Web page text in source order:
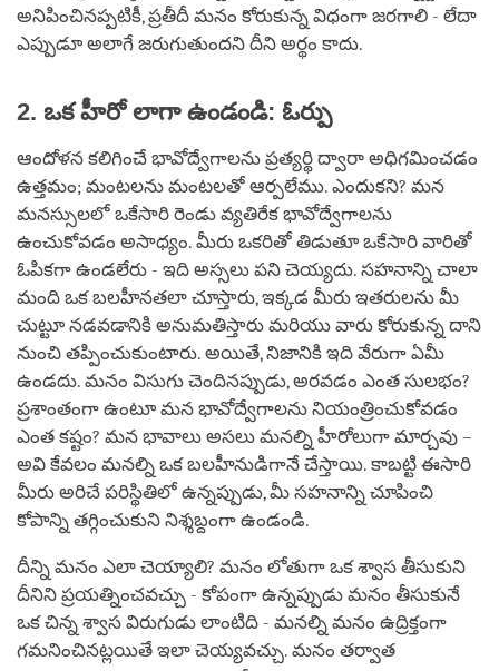
అనిపించినప్పటికీ, ప్రతీదీ మనం కోరుకున్న విధంగా జరగాలి - లేదా
ఎప్పుడూ అలాగే జరుగుతుందని దీని అర్థం కాదు.
2. ఒక హీరో లాగా ఉండండి: ఓర్పు
ఆందోళన కలిగించే భావోద్వేగాలను ప్రత్యర్థి ద్వారా అధిగమించడం
ఉత్తమం; మంటలను మంటలతో ఆర్పలేము. ఎందుకని? మన
మనస్సులలో ఒకేసారి రెండు వ్యతిరేక భావోద్వేగాలను
ఉంచుకోవడం అసాధ్యం. మీరు ఒకరితో తిడుతూ ఒకేసారి వారితో
ఓపికగా ఉండలేరు - ఇది అస్సలు పని చెయ్యదు. సహనాన్ని చాలా
మంది ఒక బలహీనతలా చూస్తారు, ఇక్కడ మీరు ఇతరులను మీ
చుట్టూ నడవడానికి అనుమతిస్తారు మరియు వారు కోరుకున్న దాని
నుంచి తప్పించుకుంటారు. అయితే, నిజానికి ఇది వేరుగా ఏమీ
ఉండదు. మనం విసుగు చెందినప్పుడు, అరవడం ఎంత సులభం?
ప్రశాంతంగా ఉంటూ మన భావోద్వేగాలను నియంత్రించుకోవడం
ఎంత కష్టం? మన భావాలు అసలు మనల్ని హీరోలుగా మార్చవు –
అవి కేవలం మనల్ని ఒక బలహీనుడిగానే చేస్తాయి. కాబట్టి ఈసారి
మీరు అరిచే పరిస్థితిలో ఉన్నప్పుడు, మీ సహనాన్ని చూపించి
కోపాన్ని తగ్గించుకుని నిశ్శబ్దంగా ఉండండి.
దీన్ని మనం ఎలా చెయ్యాలి? మనం లోతుగా ఒక శ్వాస తీసుకుని
దీనిని ప్రయత్నించవచ్చు - కోపంగా ఉన్నప్పుడు మనం తీసుకునే
ఒక చిన్న శ్వాస విరుగుడు లాంటిది - మనల్ని మనం ఉద్రిక్తంగా
గమనించినట్లయితే ఇలా చెయ్యవచ్చు. మనం తర్వాత